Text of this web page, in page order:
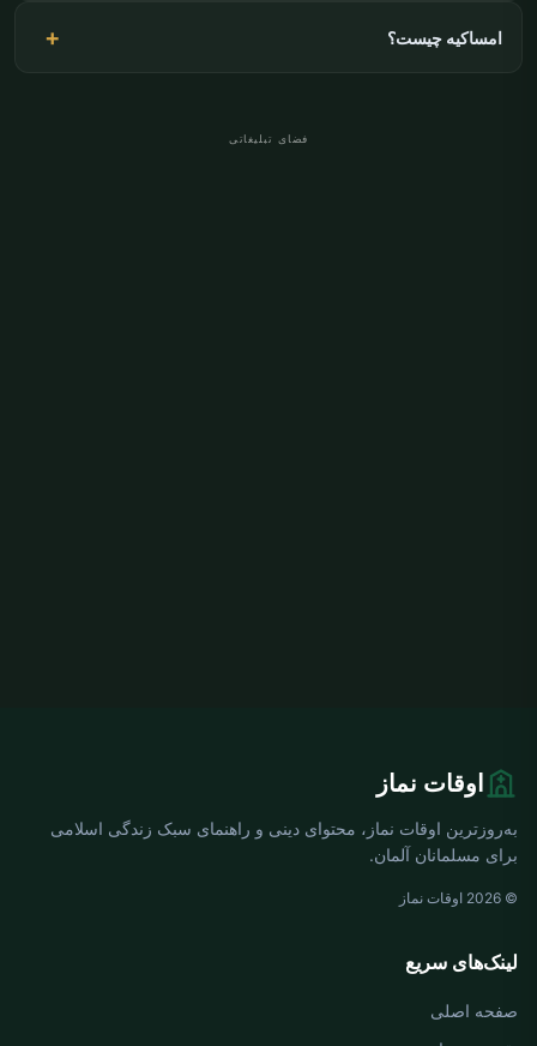
امساکیه چیست؟
فضای تبلیغاتی
اوقات نماز
به‌روزترین اوقات نماز، محتوای دینی و راهنمای سبک زندگی اسلامی
برای مسلمانان آلمان.
© 2026 اوقات نماز
لینک‌های سریع
صفحه اصلی